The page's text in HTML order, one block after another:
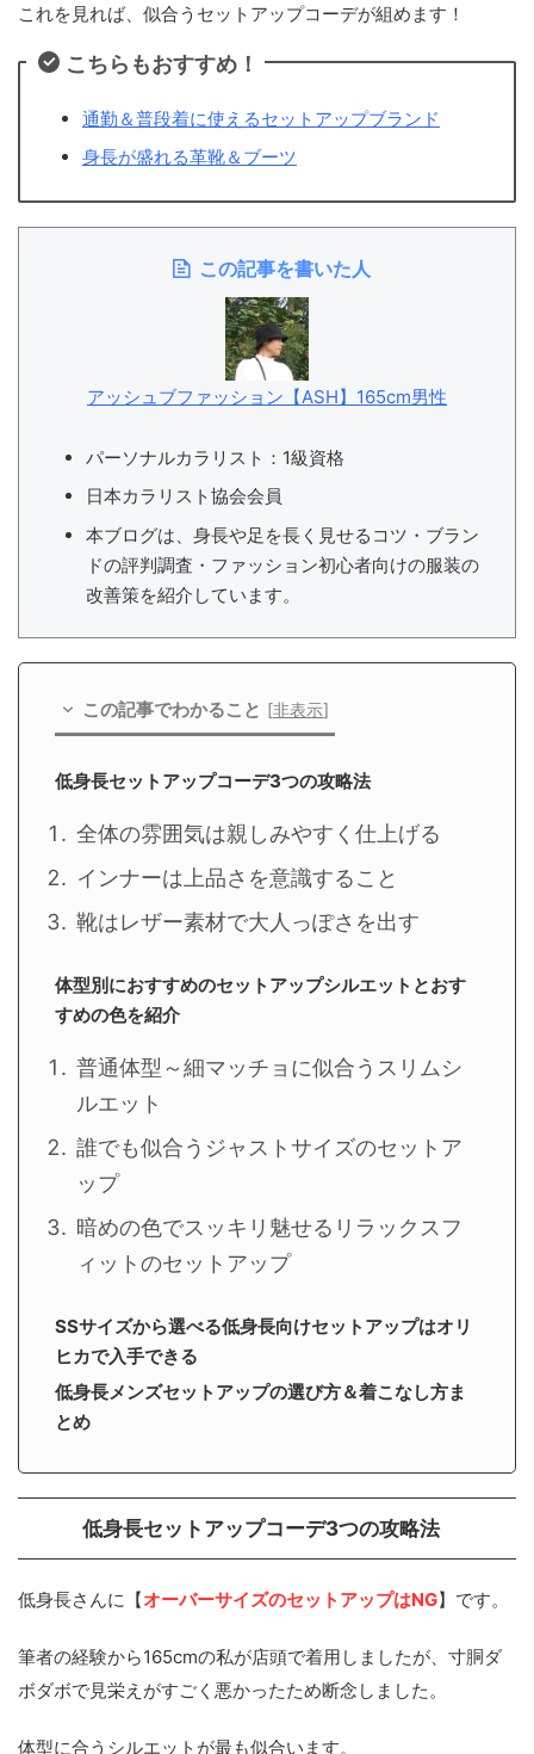
これを見れば、似合うセットアップコーデが組めます！
こちらもおすすめ！
通勤＆普段着に使えるセットアップブランド
身長が盛れる革靴＆ブーツ
この記事を書いた人
アッシュブファッション【ASH】165cm男性
パーソナルカラリスト：1級資格
日本カラリスト協会会員
本ブログは、身長や足を長く見せるコツ・ブラン
ドの評判調査・ファッション初心者向けの服装の
改善策を紹介しています。
この記事でわかること [非表示]
低身長セットアップコーデ3つの攻略法
全体の雰囲気は親しみやすく仕上げる
インナーは上品さを意識すること
靴はレザー素材で大人っぽさを出す
体型別におすすめのセットアップシルエットとおす
すめの色を紹介
普通体型～細マッチョに似合うスリムシ
ルエット
誰でも似合うジャストサイズのセットア
ップ
暗めの色でスッキリ魅せるリラックスフ
ィットのセットアップ
SSサイズから選べる低身長向けセットアップはオリ
ヒカで入手できる
低身長メンズセットアップの選び方＆着こなし方ま
とめ
低身長セットアップコーデ3つの攻略法
低身長さんに【オーバーサイズのセットアップはNG】です。
筆者の経験から165cmの私が店頭で着用しましたが、寸胴ダ
ボダボで見栄えがすごく悪かったため断念しました。
体型に合うシルエットが最も似合います。